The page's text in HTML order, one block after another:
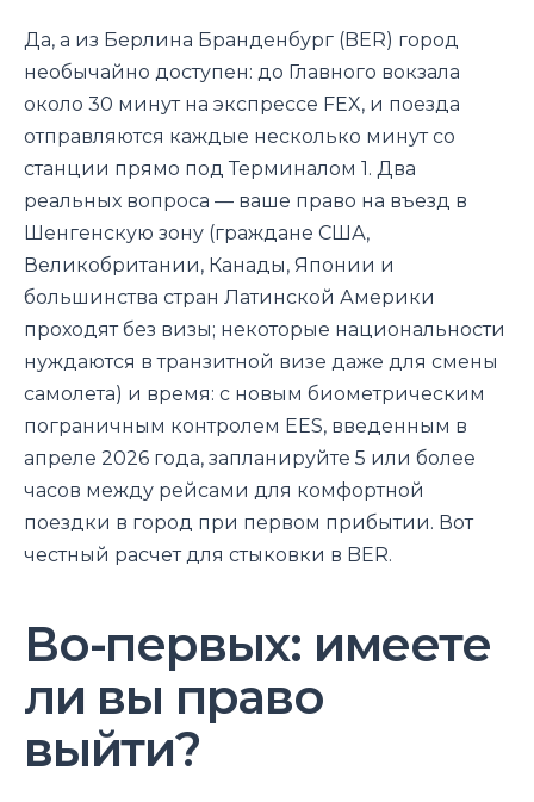
Да, а из Берлина Бранденбург (BER) город
необычайно доступен: до Главного вокзала
около 30 минут на экспрессе FEX, и поезда
отправляются каждые несколько минут со
станции прямо под Терминалом 1. Два
реальных вопроса — ваше право на въезд в
Шенгенскую зону (граждане США,
Великобритании, Канады, Японии и
большинства стран Латинской Америки
проходят без визы; некоторые национальности
нуждаются в транзитной визе даже для смены
самолета) и время: с новым биометрическим
пограничным контролем EES, введенным в
апреле 2026 года, запланируйте 5 или более
часов между рейсами для комфортной
поездки в город при первом прибытии. Вот
честный расчет для стыковки в BER.
Во-первых: имеете
ли вы право
выйти?